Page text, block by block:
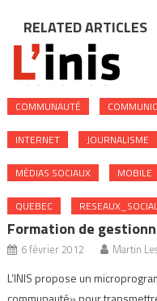
RELATED ARTICLES
COMMUNAUTÉ
INTERNET JOURNALISME
MÉDIAS SOCIAUX MOBILE
QUEBEC
Formation de
6 février 2012 Martin
L’INIS propose un